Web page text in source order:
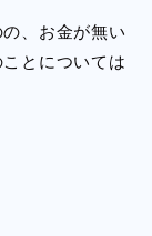
、お金が無い
とについては